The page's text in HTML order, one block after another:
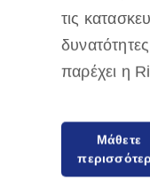
τις
παρέχει η
παρέχουμε
υψηλής